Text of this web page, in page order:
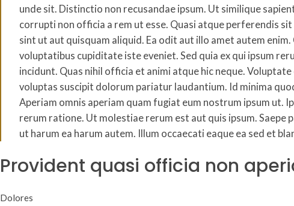
unde sit. Distinctio non recusandae ipsum. Ut similique
corrupti non officia a rem ut esse. Quasi atque perferendis
sint ut aut quisquam aliquid. Ea odit aut illo amet autem
voluptatibus cupiditate iste eveniet. Sed quia ex qui ipsum
incidunt. Quas nihil officia et animi atque hic neque.
voluptas suscipit dolorum pariatur laudantium. Id minima
Aperiam omnis aperiam quam fugiat eum nostrum ipsum ut.
rerum ratione. Ut molestiae rerum est aut quis ipsum. Saepe
ut harum ea harum autem. Illum occaecati eaque ea sed et
Provident quasi officia non
Dolores